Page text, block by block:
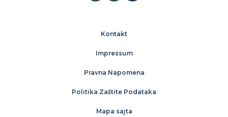
Kontakt
Impressum
Pravna Napomena
Politika Zaštite Podataka
Mapa sajta